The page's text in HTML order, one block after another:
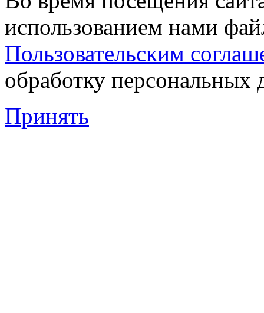
использованием нами
Пользовательским
обработку персональных
Принять